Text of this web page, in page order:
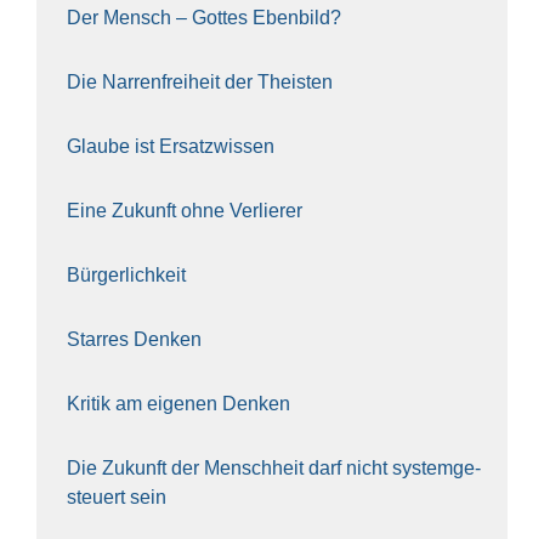
Der Mensch – Got­tes Eben­bild?
Die Nar­ren­frei­heit der The­is­ten
Glau­be ist Ersatz­wis­sen
Eine Zukunft ohne Ver­lie­rer
Bür­ger­lich­keit
Star­res Den­ken
Kri­tik am eige­nen Den­ken
Die Zukunft der Mensch­heit darf nicht sys­tem­ge­
steu­ert sein